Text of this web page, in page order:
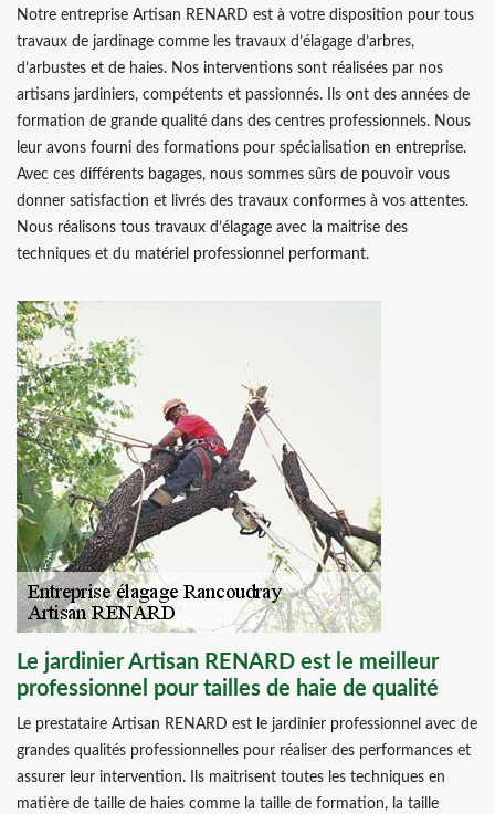
Notre entreprise Artisan RENARD est à votre disposition pour tous
travaux de jardinage comme les travaux d’élagage d’arbres,
d’arbustes et de haies. Nos interventions sont réalisées par nos
artisans jardiniers, compétents et passionnés. Ils ont des années de
formation de grande qualité dans des centres professionnels. Nous
leur avons fourni des formations pour spécialisation en entreprise.
Avec ces différents bagages, nous sommes sûrs de pouvoir vous
donner satisfaction et livrés des travaux conformes à vos attentes.
Nous réalisons tous travaux d’élagage avec la maitrise des
techniques et du matériel professionnel performant.
Le jardinier Artisan RENARD est le meilleur
professionnel pour tailles de haie de qualité
Le prestataire Artisan RENARD est le jardinier professionnel avec de
grandes qualités professionnelles pour réaliser des performances et
assurer leur intervention. Ils maitrisent toutes les techniques en
matière de taille de haies comme la taille de formation, la taille